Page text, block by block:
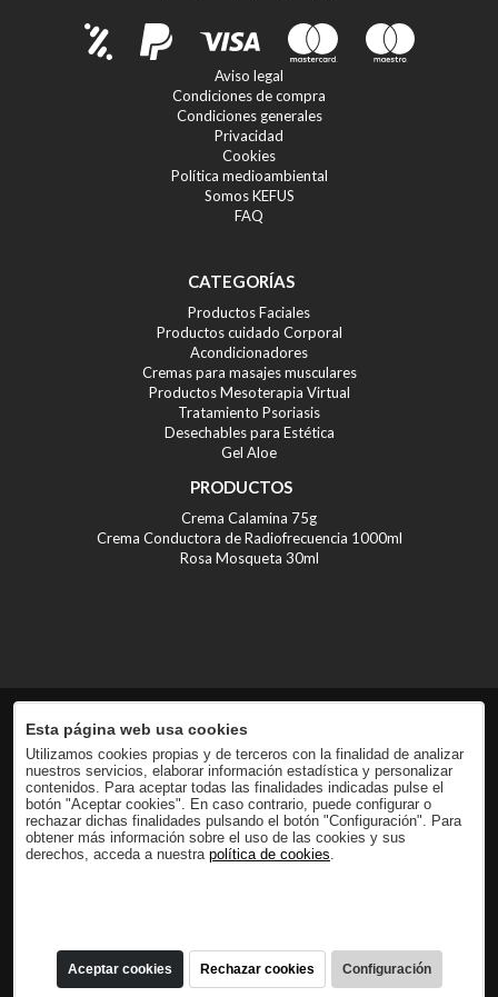
Aviso legal
Condiciones de compra
Condiciones generales
Privacidad
Cookies
Política medioambiental
Somos KEFUS
FAQ
CATEGORÍAS
Productos Faciales
Productos cuidado Corporal
Acondicionadores
Cremas para masajes musculares
Productos Mesoterapia Virtual
Tratamiento Psoriasis
Desechables para Estética
Gel Aloe
PRODUCTOS
Crema Calamina 75g
Crema Conductora de Radiofrecuencia 1000ml
Rosa Mosqueta 30ml
Esta página web usa cookies
Utilizamos cookies propias y de terceros con la finalidad de analizar
nuestros servicios, elaborar información estadística y personalizar
contenidos. Para aceptar todas las finalidades indicadas pulse el
botón "Aceptar cookies". En caso contrario, puede configurar o
rechazar dichas finalidades pulsando el botón "Configuración". Para
obtener más información sobre el uso de las cookies y sus
derechos, acceda a nuestra política de cookies.
Aceptar cookies Rechazar cookies Configuración